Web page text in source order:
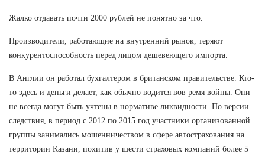
Жалко отдавать почти 2000 рублей не понятно за что.
Производители, работающие на внутренний рынок, теряют
конкурентоспособность перед лицом дешевеющего импорта.
В Англии он работал бухгалтером в британском правительстве. Кто-
то здесь и деньги делает, как обычно водится вов ремя войны. Они
не всегда могут быть учтены в нормативе ликвидности. По версии
следствия, в период с 2012 по 2015 год участники организованной
группы занимались мошенничеством в сфере автострахования на
территории Казани, похитив у шести страховых компаний более 5